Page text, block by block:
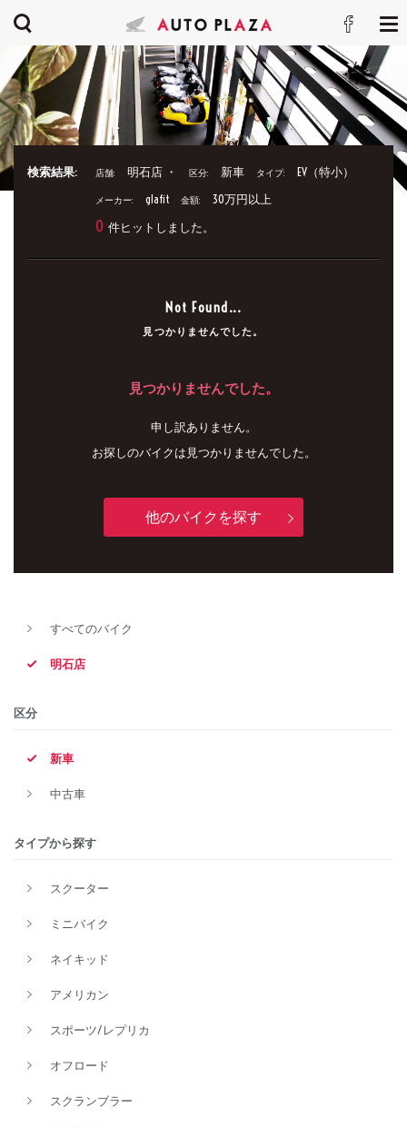
検索結果: 店舗: 明石店 ・ 区分: 新車 タイプ: EV（特小）
メーカー: glafit 金額: 30万円以上
0 件ヒットしました。
Not Found...
見つかりませんでした。
見つかりませんでした。
申し訳ありません。
お探しのバイクは見つかりませんでした。
他のバイクを探す
すべてのバイク
明石店
区分
新車
中古車
タイプから探す
スクーター
ミニバイク
ネイキッド
アメリカン
スポーツ/レプリカ
オフロード
スクランブラー
新車
タイプ
価格